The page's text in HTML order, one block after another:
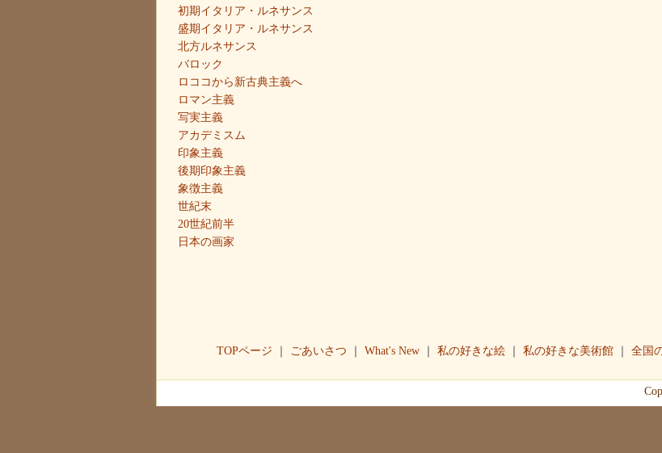
初期イタリア・ルネサンス
盛期イタリア・ルネサンス
北方ルネサンス
バロック
ロココから新古典主義へ
ロマン主義
写実主義
アカデミスム
印象主義
後期印象主義
象徴主義
世紀末
20世紀前半
日本の画家
TOPページ ｜ ごあいさつ ｜ What's New ｜ 私の好きな絵 ｜ 私の好きな美術館 ｜ 全国